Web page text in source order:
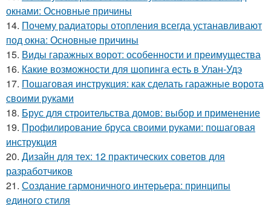
окнами: Основные причины
14. Почему радиаторы отопления всегда устанавливают
под окна: Основные причины
15. Виды гаражных ворот: особенности и преимущества
16. Какие возможности для шопинга есть в Улан-Удэ
17. Пошаговая инструкция: как сделать гаражные ворота
своими руками
18. Брус для строительства домов: выбор и применение
19. Профилирование бруса своими руками: пошаговая
инструкция
20. Дизайн для тех: 12 практических советов для
разработчиков
21. Создание гармоничного интерьера: принципы
единого стиля